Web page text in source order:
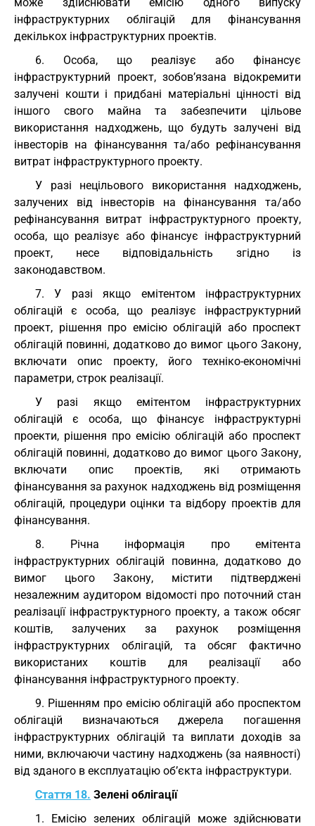
інфраструктурних облігацій для фінансування
декількох інфраструктурних проектів.
6. Особа, що реалізує або фінансує
інфраструктурний проект, зобов’язана відокремити
залучені кошти і придбані матеріальні цінності від
іншого свого майна та забезпечити цільове
використання надходжень, що будуть залучені від
інвесторів на фінансування та/або рефінансування
витрат інфраструктурного проекту.
У разі нецільового використання надходжень,
залучених від інвесторів на фінансування та/або
рефінансування витрат інфраструктурного проекту,
особа, що реалізує або фінансує інфраструктурний
проект, несе відповідальність згідно із
законодавством.
7. У разі якщо емітентом інфраструктурних
облігацій є особа, що реалізує інфраструктурний
проект, рішення про емісію облігацій або проспект
облігацій повинні, додатково до вимог цього Закону,
включати опис проекту, його техніко-економічні
параметри, строк реалізації.
У разі якщо емітентом інфраструктурних
облігацій є особа, що фінансує інфраструктурні
проекти, рішення про емісію облігацій або проспект
облігацій повинні, додатково до вимог цього Закону,
включати опис проектів, які отримають
фінансування за рахунок надходжень від розміщення
облігацій, процедури оцінки та відбору проектів для
фінансування.
8. Річна інформація про емітента
інфраструктурних облігацій повинна, додатково до
вимог цього Закону, містити підтверджені
незалежним аудитором відомості про поточний стан
реалізації інфраструктурного проекту, а також обсяг
коштів, залучених за рахунок розміщення
інфраструктурних облігацій, та обсяг фактично
використаних коштів для реалізації або
фінансування інфраструктурного проекту.
9. Рішенням про емісію облігацій або проспектом
облігацій визначаються джерела погашення
інфраструктурних облігацій та виплати доходів за
ними, включаючи частину надходжень (за наявності)
від зданого в експлуатацію об’єкта інфраструктури.
Стаття 18. Зелені облігації
1. Емісію зелених облігацій може здійснювати